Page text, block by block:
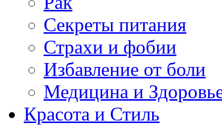
Секреты питания
Страхи и фобии
Избавление от боли
Медицина и
Красота и Стиль